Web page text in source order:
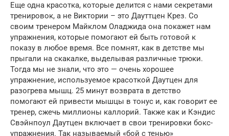
Еще одна красотка, которые делится с нами секретами
тренировок, а не Виктории – это Дауттцен Крез. Со
своим тренером Майклом Оладжида она покажет нам
упражнения, которые помогают ей быть готовой к
показу в любое время. Все помнят, как в детстве мы
прыгали на скакалке, выделывая различные трюки.
Тогда мы не знали, что это — очень хорошее
упражнение, используемое красоткой Даутцен для
разогрева мышц. 25 минут возврата в детство
помогают ей привести мышцы в тонус и, как говорит ее
тренер, сжечь миллионы каллорий. Также как и Кэндис
Свэйнпоул Даутцен включает в свои тренировки бокс-
упражнения. Так называемый «бой с тенью»